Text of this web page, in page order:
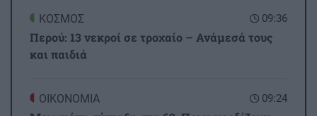
09:36
ΚΟΣΜΟΣ
Περού: 13 νεκροί σε τροχαίο – Ανάμεσά τους
και παιδιά
09:24
ΟΙΚΟΝΟΜΙΑ